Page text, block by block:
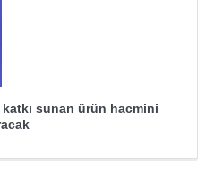
sunan ürün hacmini